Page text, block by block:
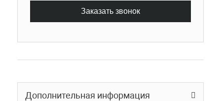
Заказать звонок
Дополнительная информация